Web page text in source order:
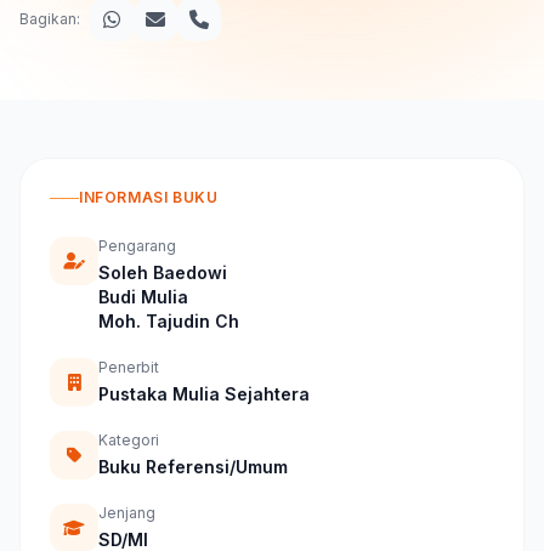
Bagikan:
INFORMASI BUKU
Pengarang
Soleh Baedowi
Budi Mulia
Moh. Tajudin Ch
Penerbit
Pustaka Mulia Sejahtera
Kategori
Buku Referensi/Umum
Jenjang
SD/MI